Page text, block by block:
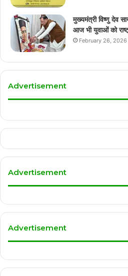
मुख्यमंत्री विष्णु देव
आज भी युवाओं को
February 26, 2026
Advertisement
Advertisement
Advertisement